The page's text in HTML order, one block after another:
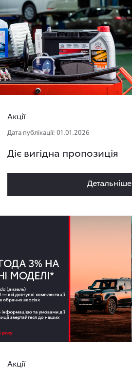
Акції
Дата публікації: 01.01.2026
Діє вигідна пропозиція
Детальнiше
Акції